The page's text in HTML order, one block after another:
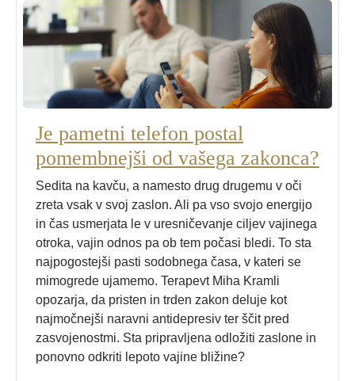
Je pametni telefon postal
pomembnejši od vašega zakonca?
Sedita na kavču, a namesto drug drugemu v oči
zreta vsak v svoj zaslon. Ali pa vso svojo energijo
in čas usmerjata le v uresničevanje ciljev vajinega
otroka, vajin odnos pa ob tem počasi bledi. To sta
najpogostejši pasti sodobnega časa, v kateri se
mimogrede ujamemo. Terapevt Miha Kramli
opozarja, da pristen in trden zakon deluje kot
najmočnejši naravni antidepresiv ter ščit pred
zasvojenostmi. Sta pripravljena odložiti zaslone in
ponovno odkriti lepoto vajine bližine?